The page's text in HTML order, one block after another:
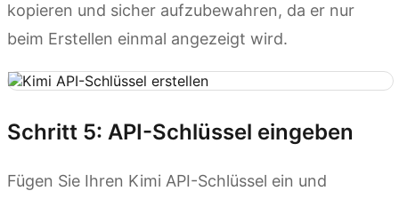
kopieren und sicher aufzubewahren, da er nur
beim Erstellen einmal angezeigt wird.
Schritt 5: API-Schlüssel eingeben
Fügen Sie Ihren Kimi API-Schlüssel ein und